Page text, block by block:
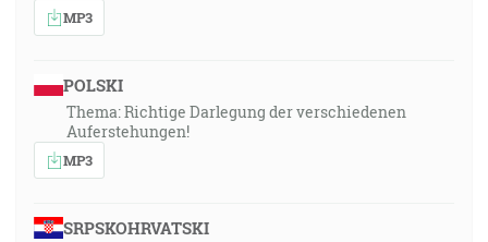
MP3
POLSKI
Thema: Richtige Darlegung der verschiedenen
Auferstehungen!
MP3
SRPSKOHRVATSKI